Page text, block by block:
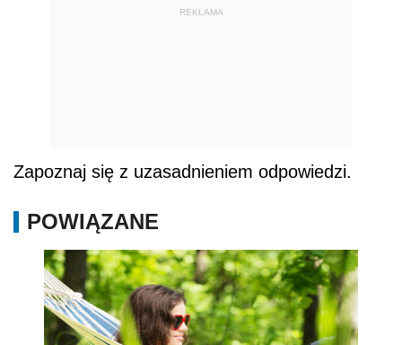
REKLAMA
Zapoznaj się z uzasadnieniem odpowiedzi.
POWIĄZANE